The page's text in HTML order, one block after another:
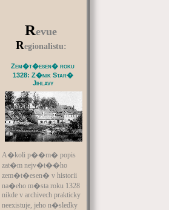
Revue
Regionalistu:
Zem�t�esen� roku
1328: Z�nik Star�
Jihlavy
A�koli p��m� popis
zat�m nejv�t��ho
zem�t�esen� v historii
na�eho m�sta roku 1328
nikde v archivech prakticky
neexistuje, jeho n�sledky